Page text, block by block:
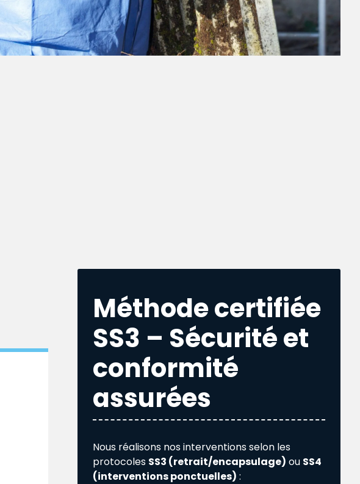
Méthode certifiée
SS3 – Sécurité et
conformité
assurées
Nous réalisons nos interventions selon les
protocoles SS3 (retrait/encapsulage) ou SS4
(interventions ponctuelles) :